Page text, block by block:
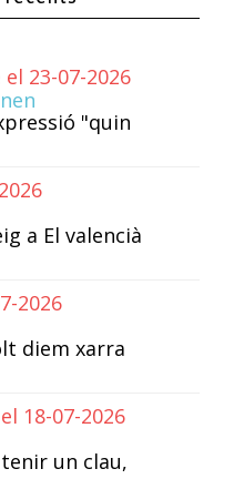
23-07-2026
"quin
a El valencià
2026
diem xarra
18-07-2026
un clau,